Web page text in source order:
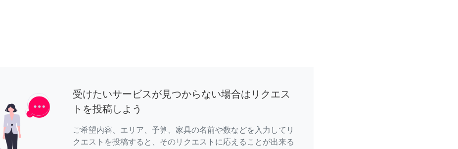
受けたいサービスが見つからない場合はリクエス
トを投稿しよう
ご希望内容、エリア、予算、家具の名前や数などを入力してリ
クエストを投稿すると、そのリクエストに応えることが出来る